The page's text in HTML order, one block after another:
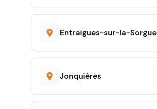
Entraigues-sur-la-Sorgue
Jonquières